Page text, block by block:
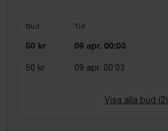
Bud Tid
50 kr 09 apr. 00:03
50 kr 09 apr. 00:03
Visa alla bud (2)